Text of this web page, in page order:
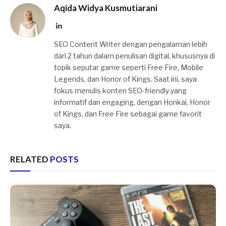
Aqida Widya Kusmutiarani
LinkedIn
SEO Content Writer dengan pengalaman lebih
dari 2 tahun dalam penulisan digital, khususnya di
topik seputar game seperti Free Fire, Mobile
Legends, dan Honor of Kings. Saat ini, saya
fokus menulis konten SEO-friendly yang
informatif dan engaging, dengan Honkai, Honor
of Kings, dan Free Fire sebagai game favorit
saya.
RELATED POSTS